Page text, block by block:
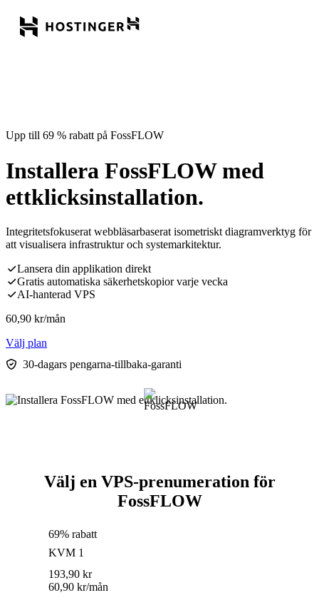
Upp till 69 % rabatt på FossFLOW
Installera FossFLOW med
ettklicksinstallation.
Integritetsfokuserat webbläsarbaserat isometriskt diagramverktyg för
att visualisera infrastruktur och systemarkitektur.
Lansera din applikation direkt
Gratis automatiska säkerhetskopior varje vecka
AI-hanterad VPS
60,90 kr/mån
Välj plan
30-dagars pengarna-tillbaka-garanti
Välj en VPS-prenumeration för
FossFLOW
69% rabatt
KVM 1
193,90 kr
60,90 kr/mån